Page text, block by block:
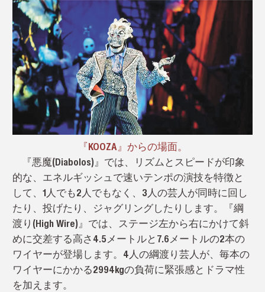
『KOOZA』からの場面。
『悪魔(Diabolos)』では、リズムとスピードが印象
的な、エネルギッシュで速いテンポの演技を特徴と
して、1人でも2人でもなく、3人の芸人が同時に回し
たり、投げたり、ジャグリングしたりします。『綱
渡り(High Wire)』では、ステージ左から右にかけて斜
めに交差する高さ4.5メートルと7.6メートルの2本の
ワイヤーが登場します。4人の綱渡り芸人が、毎本の
ワイヤーにかかる2994kgの負荷に緊張感とドラマ性
を加えます。